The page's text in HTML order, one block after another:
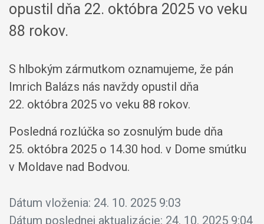
opustil dňa 22. októbra 2025 vo veku
88 rokov.
S hlbokým zármutkom oznamujeme, že pán
Imrich Balázs nás navždy opustil dňa
22. októbra 2025 vo veku 88 rokov.
Posledná rozlúčka so zosnulým bude dňa
25. októbra 2025 o 14.30 hod. v Dome smútku
v Moldave nad Bodvou.
Dátum vloženia: 24. 10. 2025 9:03
Dátum poslednej aktualizácie: 24. 10. 2025 9:04